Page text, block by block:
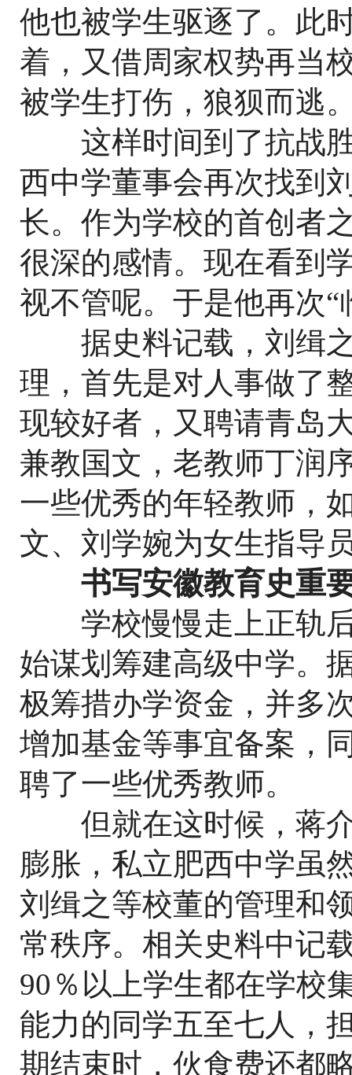
他也被学生驱逐了。此
着，又借周家权势再当
被学生打伤，狼狈而逃
这样时间到了抗战胜
西中学董事会再次找到
长。作为学校的首创者
很深的感情。现在看到
视不管呢。于是他再次
据史料记载，刘缉之
理，首先是对人事做了
现较好者，又聘请青岛
兼教国文，老教师丁润
一些优秀的年轻教师，
文、刘学婉为女生指导
书写安徽教育史重
学校慢慢走上正轨后
始谋划筹建高级中学。
极筹措办学资金，并多
增加基金等事宜备案，
聘了一些优秀教师。
但就在这时候，蒋介
膨胀，私立肥西中学虽
刘缉之等校董的管理和
常秩序。相关史料中记
90％以上学生都在学校
能力的同学五至七人，
期结束时，伙食费还都